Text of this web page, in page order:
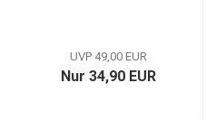
UVP 49,00 EUR
Nur 34,90 EUR